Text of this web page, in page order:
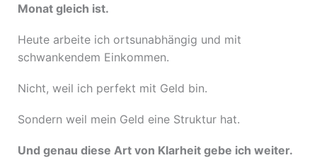
Monat gleich ist.
Heute arbeite ich ortsunabhängig und mit
schwankendem Einkommen.
Nicht, weil ich perfekt mit Geld bin.
Sondern weil mein Geld eine Struktur hat.
Und genau diese Art von Klarheit gebe ich weiter.